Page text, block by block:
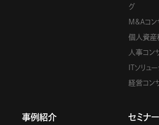
グ
M&Aコン
個人資産
人事コン
ITソリュ
経営コン
事例紹介 セミナ